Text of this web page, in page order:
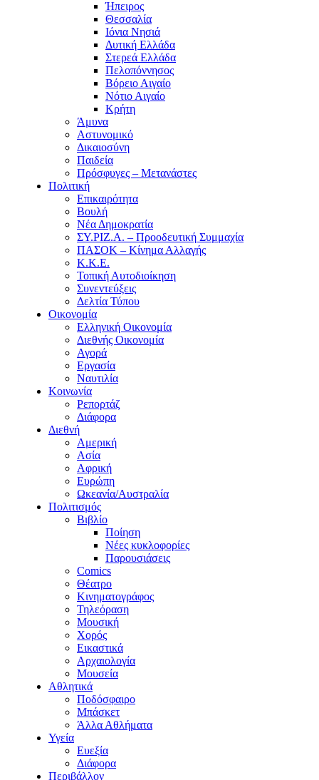
Ήπειρος
Θεσσαλία
Ιόνια Νησιά
Δυτική Ελλάδα
Στερεά Ελλάδα
Πελοπόννησος
Βόρειο Αιγαίο
Νότιο Αιγαίο
Κρήτη
Άμυνα
Αστυνομικό
Δικαιοσύνη
Παιδεία
Πρόσφυγες – Μετανάστες
Πολιτική
Επικαιρότητα
Βουλή
Νέα Δημοκρατία
ΣΥ.ΡΙΖ.Α. – Προοδευτική Συμμαχία
ΠΑΣΟΚ – Κίνημα Αλλαγής
Κ.Κ.Ε.
Τοπική Αυτοδιοίκηση
Συνεντεύξεις
Δελτία Τύπου
Οικονομία
Ελληνική Οικονομία
Διεθνής Οικονομία
Αγορά
Εργασία
Ναυτιλία
Κοινωνία
Ρεπορτάζ
Διάφορα
Διεθνή
Αμερική
Ασία
Αφρική
Ευρώπη
Ωκεανία/Αυστραλία
Πολιτισμός
Βιβλίο
Ποίηση
Νέες κυκλοφορίες
Παρουσιάσεις
Comics
Θέατρο
Κινηματογράφος
Τηλεόραση
Μουσική
Χορός
Εικαστικά
Αρχαιολογία
Μουσεία
Αθλητικά
Ποδόσφαιρο
Μπάσκετ
Άλλα Αθλήματα
Υγεία
Ευεξία
Διάφορα
Περιβάλλον